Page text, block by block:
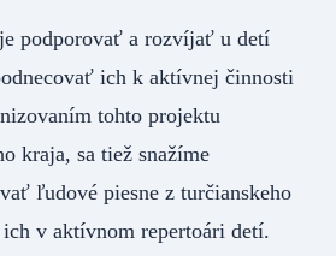
podporovať a rozvíjať u detí
ich k aktívnej činnosti
tohto projektu
kraja, sa tiež snažíme
ľudové piesne z turčianskeho
v aktívnom repertoári detí.